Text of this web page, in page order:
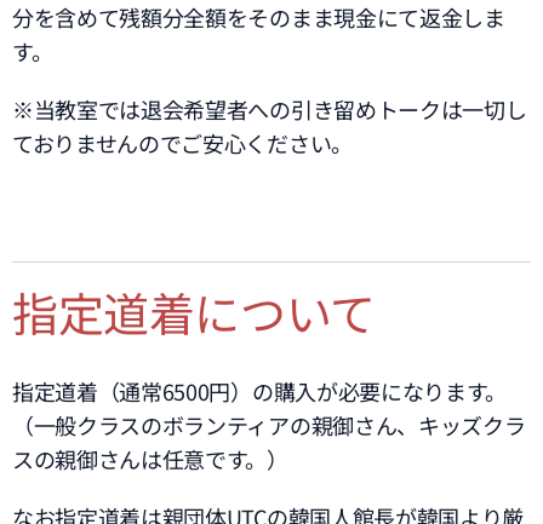
分を含めて残額分全額をそのまま現金にて返金しま
す。
※当教室では退会希望者への引き留めトークは一切し
ておりませんのでご安心ください。
指定道着について
指定道着（通常6500円）の購入が必要になります。
（一般クラスのボランティアの親御さん、キッズクラ
スの親御さんは任意です。）
なお指定道着は親団体UTCの韓国人館長が韓国より厳